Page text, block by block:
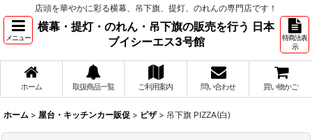
店頭を華やかに彩る横幕、吊下旗、提灯、のれんの専門店です！
メニュー
横幕・提灯・のれん・吊下旗の販売を行う 日本
ブイシーエス3号館
特商法表
示
ホーム 取扱商品一覧 ご利用案内 問い合わせ 買い物かご
ホーム > 屋台・キッチンカー販促 > ピザ > 吊下旗 PIZZA(白)